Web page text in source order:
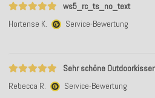
ws5_rc_ts_no_text
Hortense K.
Service-Bewertung
Sehr schöne
Rebecca R.
Service-Bewertung